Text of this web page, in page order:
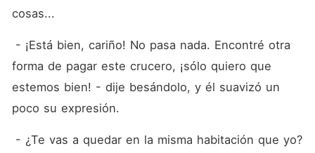
cosas...
forma de pagar este crucero, ¡sólo quiero que
estemos bien! - dije besándolo, y él suavizó un
poco su expresión.